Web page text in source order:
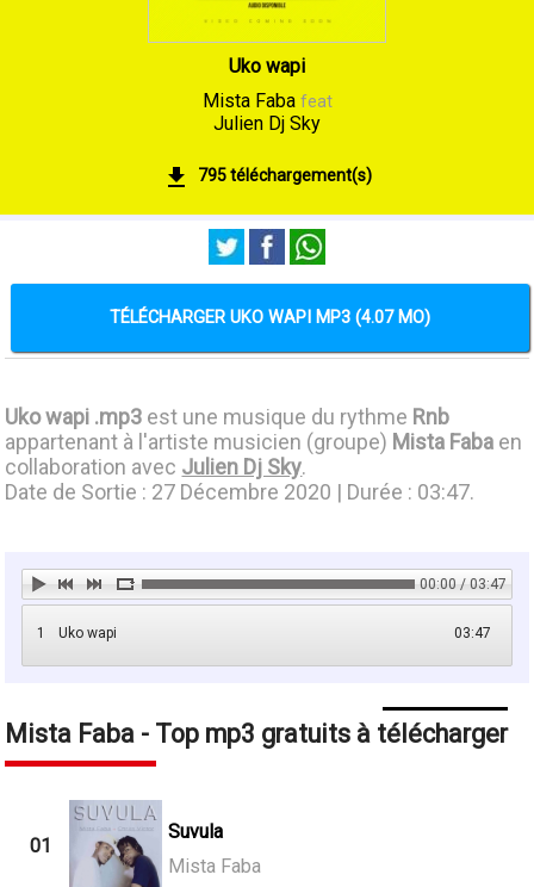
Uko wapi
Mista Faba feat
Julien Dj Sky
795 téléchargement(s)
TÉLÉCHARGER UKO WAPI MP3 (4.07 MO)
Uko wapi .mp3 est une musique du rythme Rnb
appartenant à l'artiste musicien (groupe) Mista Faba en
collaboration avec Julien Dj Sky.
Date de Sortie : 27 Décembre 2020 | Durée : 03:47.
00:00 / 03:47
1 03:47
Uko wapi
Mista Faba - Top mp3 gratuits à télécharger
01
Suvula
Mista Faba